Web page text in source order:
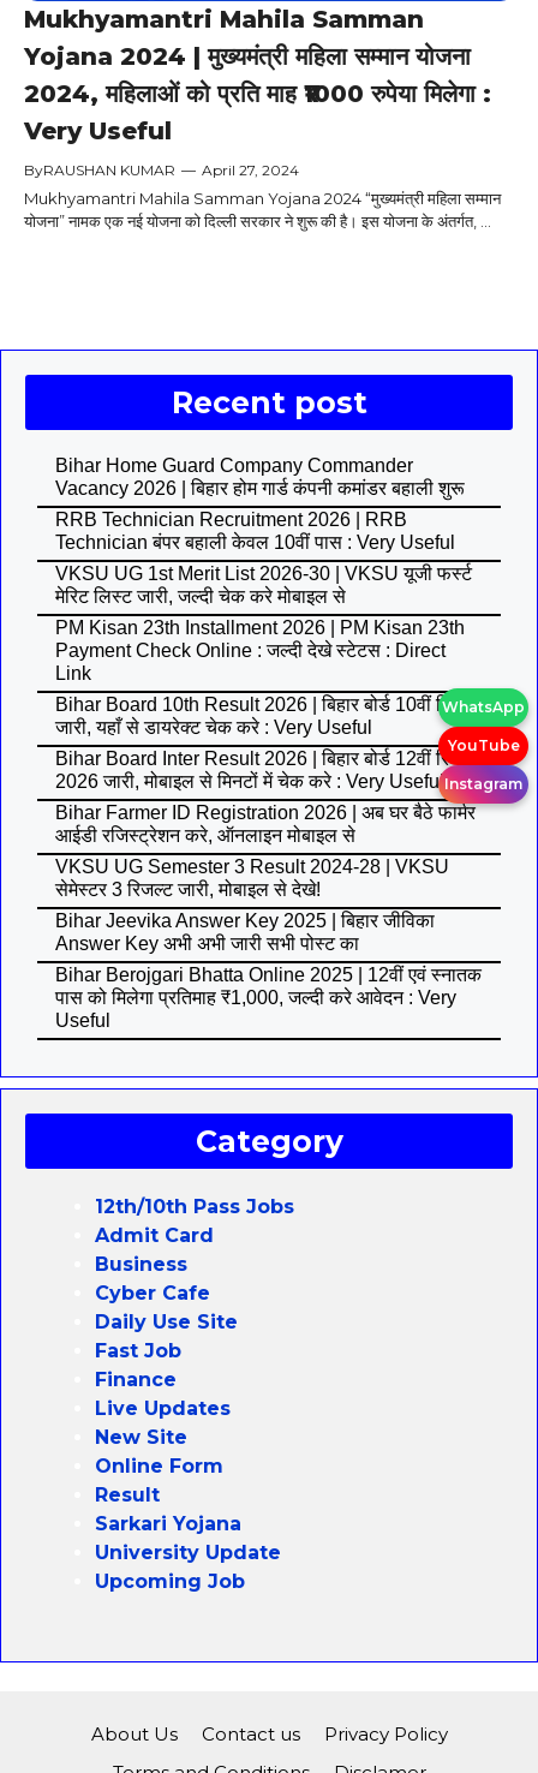
Mukhyamantri Mahila Samman
Yojana 2024 | मुख्यमंत्री महिला सम्मान योजना
2024, महिलाओं को प्रति माह ₹1000 रुपेया मिलेगा :
Very Useful
ByRAUSHAN KUMAR — April 27, 2024
Mukhyamantri Mahila Samman Yojana 2024 “मुख्यमंत्री महिला सम्मान
योजना” नामक एक नई योजना को दिल्ली सरकार ने शुरू की है। इस योजना के अंतर्गत, ...
Recent post
Bihar Home Guard Company Commander
Vacancy 2026 | बिहार होम गार्ड कंपनी कमांडर बहाली शुरू
RRB Technician Recruitment 2026 | RRB
Technician बंपर बहाली केवल 10वीं पास : Very Useful
VKSU UG 1st Merit List 2026-30 | VKSU यूजी फर्स्ट
मेरिट लिस्ट जारी, जल्दी चेक करे मोबाइल से
PM Kisan 23th Installment 2026 | PM Kisan 23th
Payment Check Online : जल्दी देखे स्टेटस : Direct
Link
Bihar Board 10th Result 2026 | बिहार बोर्ड 10वीं रिजल्ट
जारी, यहाँ से डायरेक्ट चेक करे : Very Useful
Bihar Board Inter Result 2026 | बिहार बोर्ड 12वीं रिजल्ट
2026 जारी, मोबाइल से मिनटों में चेक करे : Very Useful
Bihar Farmer ID Registration 2026 | अब घर बैठे फार्मर
आईडी रजिस्ट्रेशन करे, ऑनलाइन मोबाइल से
VKSU UG Semester 3 Result 2024-28 | VKSU
सेमेस्टर 3 रिजल्ट जारी, मोबाइल से देखे!
Bihar Jeevika Answer Key 2025 | बिहार जीविका
Answer Key अभी अभी जारी सभी पोस्ट का
Bihar Berojgari Bhatta Online 2025 | 12वीं एवं स्नातक
पास को मिलेगा प्रतिमाह ₹1,000, जल्दी करे आवेदन : Very
Useful
Category
12th/10th Pass Jobs
Admit Card
Business
Cyber Cafe
Daily Use Site
Fast Job
Finance
Live Updates
New Site
Online Form
Result
Sarkari Yojana
University Update
Upcoming Job
About Us Contact us
Privacy Policy
WhatsApp
YouTube
Instagram